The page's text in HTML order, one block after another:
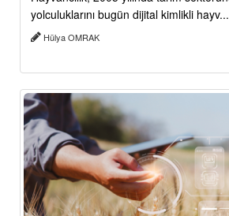
yolculuklarını bugün dijital kimlikli hayv...
Hülya OMRAK